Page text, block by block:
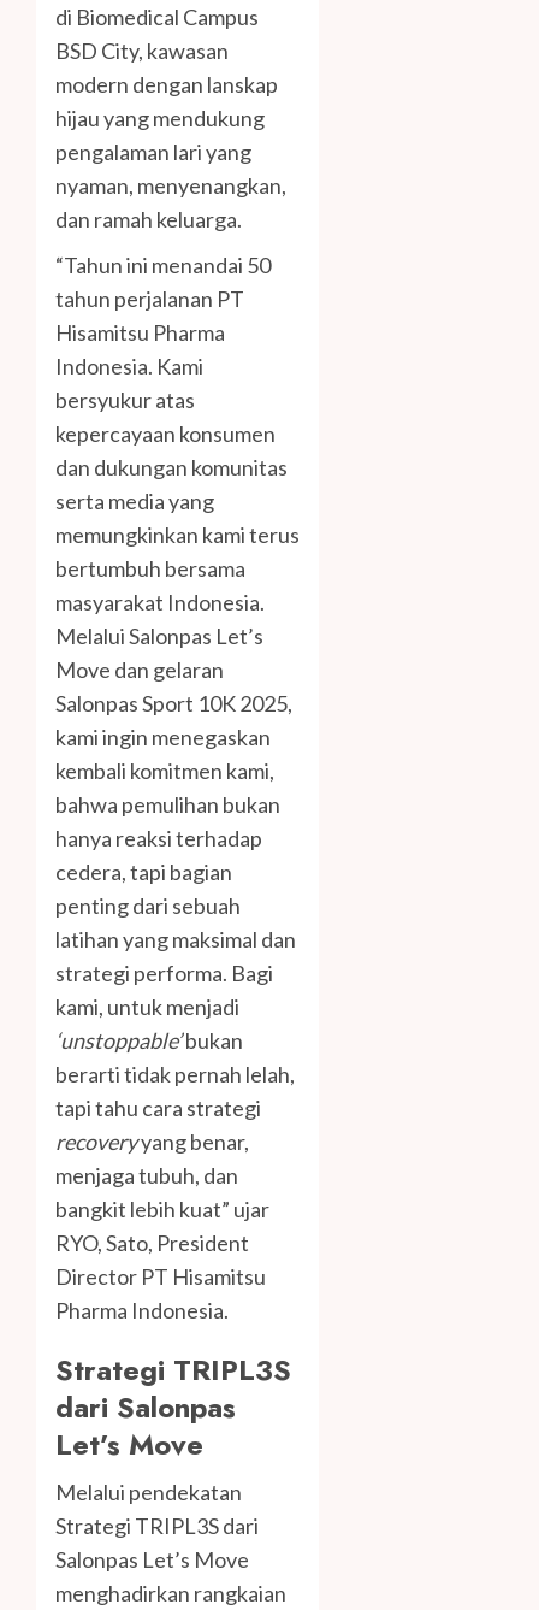
di Biomedical Campus
BSD City, kawasan
modern dengan lanskap
hijau yang mendukung
pengalaman lari yang
nyaman, menyenangkan,
dan ramah keluarga.
“Tahun ini menandai 50
tahun perjalanan PT
Hisamitsu Pharma
Indonesia. Kami
bersyukur atas
kepercayaan konsumen
dan dukungan komunitas
serta media yang
memungkinkan kami terus
bertumbuh bersama
masyarakat Indonesia.
Melalui Salonpas Let’s
Move dan gelaran
Salonpas Sport 10K 2025,
kami ingin menegaskan
kembali komitmen kami,
bahwa pemulihan bukan
hanya reaksi terhadap
cedera, tapi bagian
penting dari sebuah
latihan yang maksimal dan
strategi performa. Bagi
kami, untuk menjadi
‘unstoppable’bukan
berarti tidak pernah lelah,
tapi tahu cara strategi
recoveryyang benar,
menjaga tubuh, dan
bangkit lebih kuat” ujar
RYO, Sato, President
Director PT Hisamitsu
Pharma Indonesia.
Strategi TRIPL3S
dari Salonpas
Let’s Move
Melalui pendekatan
Strategi TRIPL3S dari
Salonpas Let’s Move
menghadirkan rangkaian